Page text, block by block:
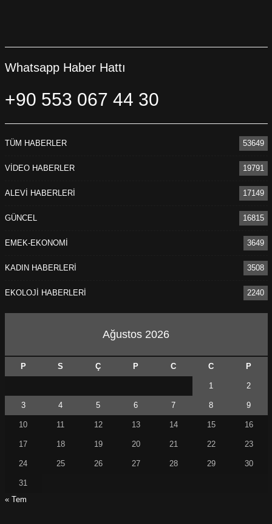
Whatsapp Haber Hattı
+90 553 067 44 30
TÜM HABERLER 53649
VİDEO HABERLER 19791
ALEVİ HABERLERİ 17149
GÜNCEL 16815
EMEK-EKONOMİ 3649
KADIN HABERLERİ 3508
EKOLOJİ HABERLERİ 2240
Ağustos 2026
P S Ç P C C P
1 2
3 4 5 6 7 8 9
10 11 12 13 14 15 16
17 18 19 20 21 22 23
24 25 26 27 28 29 30
31
« Tem